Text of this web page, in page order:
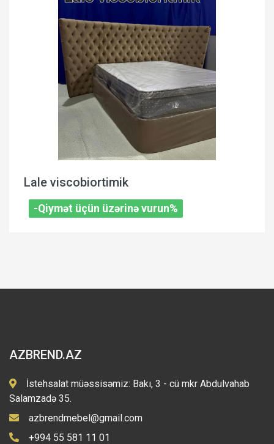
Lale viscobiortimik
-Qiymət üçün üzərinə vurun%
AZBREND.AZ
İstehsalat müəssisəmiz: Bakı, 3 - cü mkr Abdulvahab
Salamzadə 35.
azbrendmebel@gmail.com
+994 55 581 11 01